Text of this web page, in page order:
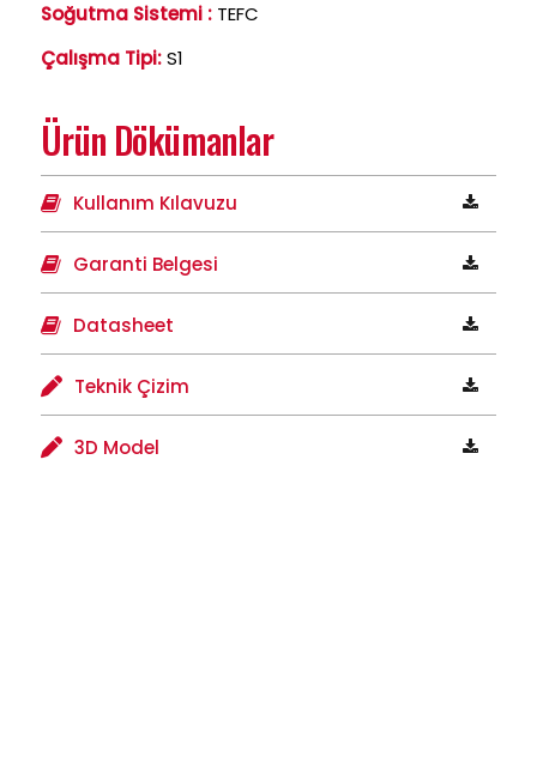
Soğutma Sistemi : TEFC
Çalışma Tipi:S1
Ürün Dökümanlar
Kullanım Kılavuzu
Garanti Belgesi
Datasheet
Teknik Çizim
3D Model